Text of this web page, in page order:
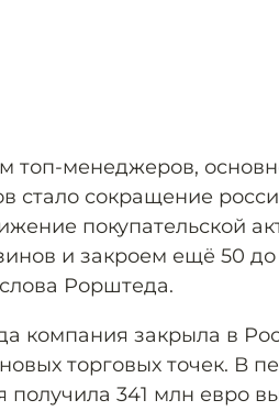
топ-менеджеров,
стало сокращение
покупательской
и закроем ещё 50
Рорштеда.
компания закрыла в
торговых точек. В
получила 341 млн евро